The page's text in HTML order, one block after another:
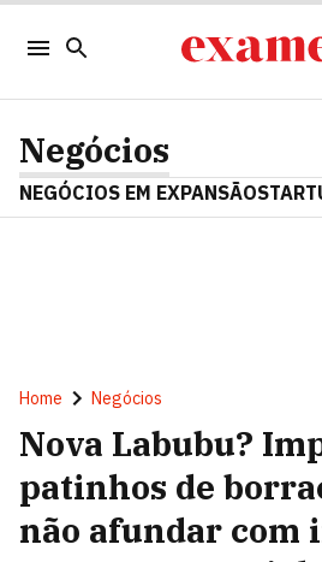
Negócios
NEGÓCIOS EM EXPANSÃO
Home Negócios
Nova Labubu?
patinhos de
não afundar com